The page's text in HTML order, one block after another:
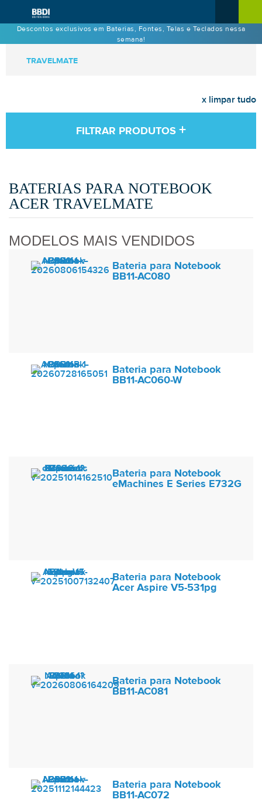
Descontos exclusivos em Baterias, Fontes, Telas e Teclados nessa
semana!
TRAVELMATE
x limpar tudo
FILTRAR PRODUTOS +
BATERIAS PARA NOTEBOOK
ACER TRAVELMATE
MODELOS MAIS VENDIDOS
Bateria para Notebook
BB11-AC080
Bateria para Notebook
BB11-AC060-W
Bateria para Notebook
eMachines E Series E732G
Bateria para Notebook
Acer Aspire V5-531pg
Bateria para Notebook
BB11-AC081
Bateria para Notebook
BB11-AC072